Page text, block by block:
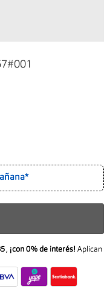
, ¡con 0% de interés! Aplican